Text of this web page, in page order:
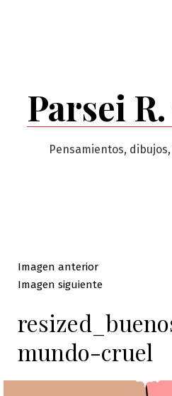
Parsei
Pensamientos,
Imagen anterior
Imagen siguiente
mundo-cruel